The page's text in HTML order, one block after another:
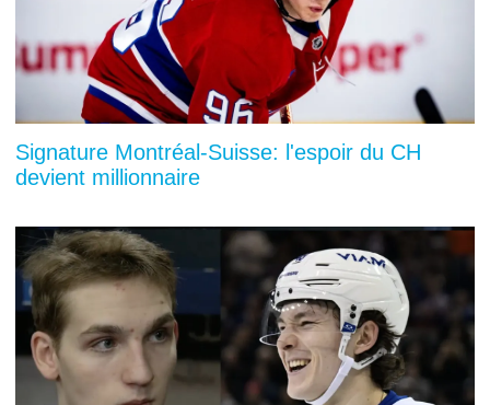
Signature Montréal-Suisse: l'espoir du CH
devient millionnaire